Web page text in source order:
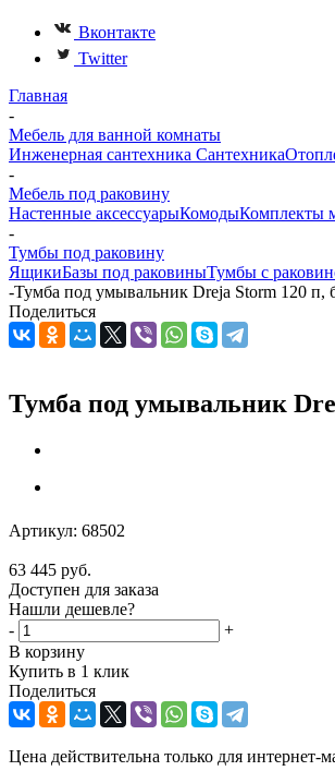
Вконтакте
Twitter
Главная
-
Мебель для ванной комнаты
Инженерная сантехника Сантехника
-
Мебель под раковину
Настенные аксессуарыКомодыКомплекты
-
Тумбы под раковину
ЯщикиБазы под раковиныТумбы с
-Тумба под умывальник Dreja Storm 120 п,
Поделиться
Тумба под умывальник
Артикул: 68502
63 445 руб.
Доступен для заказа
Нашли дешевле?
-
+
В корзину
Купить в 1 клик
Поделиться
Цена действительна только для интернет-